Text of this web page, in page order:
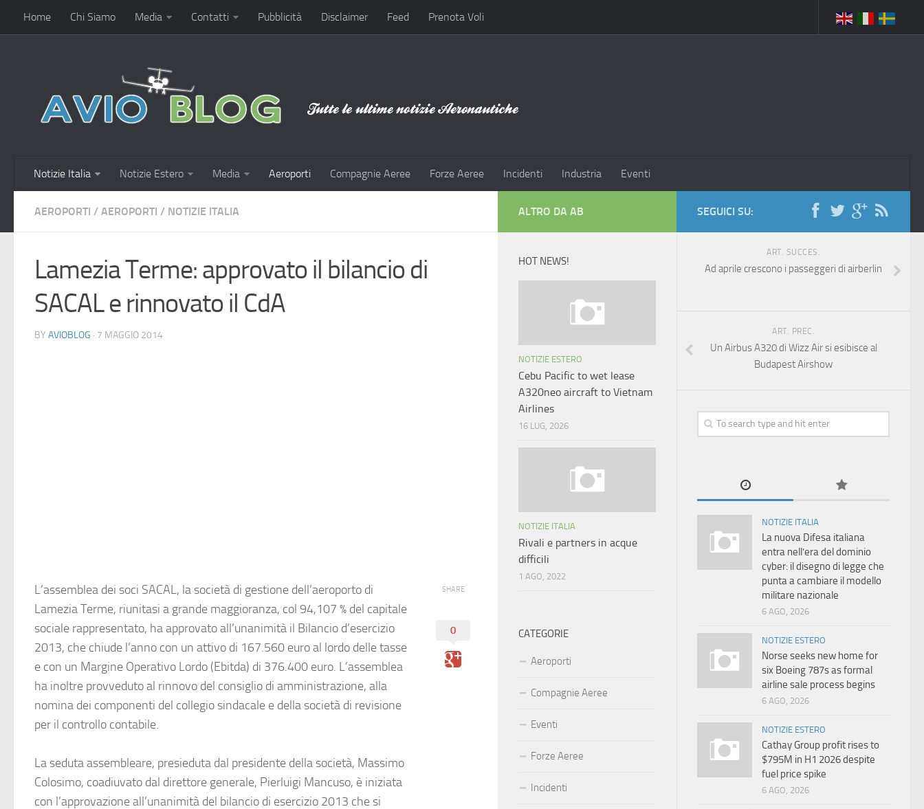
Home Chi Siamo Media Contatti Pubblicità Disclaimer Feed Prenota Voli
Notizie Italia Notizie Estero Media Aeroporti Compagnie Aeree Forze Aeree Incidenti Industria Eventi
AEROPORTI / AEROPORTI / NOTIZIE ITALIA
Lamezia Terme: approvato il bilancio di
SACAL e rinnovato il CdA
BY AVIOBLOG · 7 MAGGIO 2014
L’assemblea dei soci SACAL, la società di gestione dell’aeroporto di
Lamezia Terme, riunitasi a grande maggioranza, col 94,107 % del capitale
sociale rappresentato, ha approvato all’unanimità il Bilancio d’esercizio
2013, che chiude l’anno con un attivo di 167.560 euro al lordo delle tasse
e con un Margine Operativo Lordo (Ebitda) di 376.400 euro. L’assemblea
ha inoltre provveduto al rinnovo del consiglio di amministrazione, alla
nomina dei componenti del collegio sindacale e della società di revisione
per il controllo contabile.
La seduta assembleare, presieduta dal presidente della società, Massimo
Colosimo, coadiuvato dal direttore generale, Pierluigi Mancuso, è iniziata
con l’approvazione all’unanimità del bilancio di esercizio 2013 che si
SHARE
0
SEGUICI SU:
ART. SUCCES.
Ad aprile crescono i passeggeri di airberlin
ART. PREC.
Un Airbus A320 di Wizz Air si esibisce al
Budapest Airshow
NOTIZIE ITALIA
La nuova Difesa italiana
entra nell’era del dominio
cyber: il disegno di legge che
punta a cambiare il modello
militare nazionale
6 AGO, 2026
NOTIZIE ESTERO
Norse seeks new home for
six Boeing 787s as formal
airline sale process begins
6 AGO, 2026
NOTIZIE ESTERO
Cathay Group profit rises to
$795M in H1 2026 despite
fuel price spike
6 AGO, 2026
ALTRO DA AB
HOT NEWS!
NOTIZIE ESTERO
Cebu Pacific to wet lease
A320neo aircraft to Vietnam
Airlines
16 LUG, 2026
NOTIZIE ITALIA
Rivali e partners in acque
difficili
1 AGO, 2022
CATEGORIE
Aeroporti
Compagnie Aeree
Eventi
Forze Aeree
Incidenti